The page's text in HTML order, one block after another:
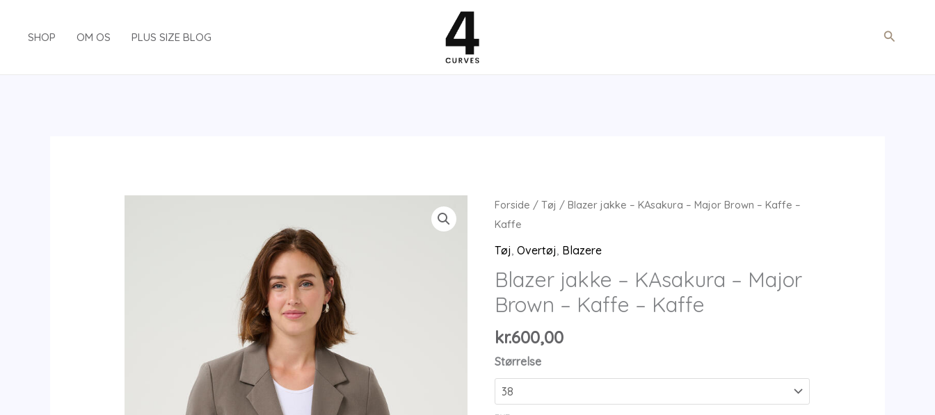
SHOP OM OS PLUS SIZE BLOG Søg
Forside /Tøj / Blazer jakke – KAsakura – Major Brown – Kaffe –
Kaffe
Tøj ,Overtøj Blazere
Blazer jakke – KAsakura – Major
Brown – Kaffe – Kaffe
kr.600,00
Størrelse